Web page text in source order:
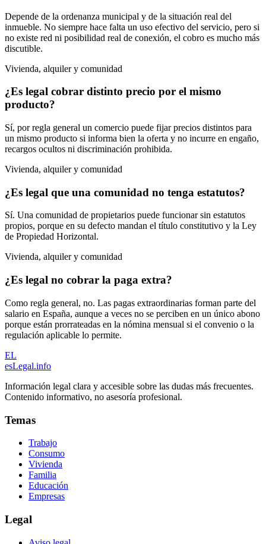
Depende de la ordenanza municipal y de la situación real del
inmueble. No siempre hace falta un uso efectivo del servicio, pero si
no existe red ni posibilidad real de conexión, el cobro es mucho más
discutible.
Vivienda, alquiler y comunidad
¿Es legal cobrar distinto precio por el mismo
producto?
Sí, por regla general un comercio puede fijar precios distintos para
un mismo producto si informa bien la oferta y no incurre en engaño,
recargos ocultos ni discriminación prohibida.
Vivienda, alquiler y comunidad
¿Es legal que una comunidad no tenga estatutos?
Sí. Una comunidad de propietarios puede funcionar sin estatutos
propios, porque en su defecto mandan el título constitutivo y la Ley
de Propiedad Horizontal.
Vivienda, alquiler y comunidad
¿Es legal no cobrar la paga extra?
Como regla general, no. Las pagas extraordinarias forman parte del
salario en España, aunque a veces no se perciben en un único abono
porque están prorrateadas en la nómina mensual si el convenio o la
regulación aplicable lo permite.
EL
esLegal.info
Información legal clara y accesible sobre las dudas más frecuentes.
Contenido informativo, no asesoría profesional.
Temas
Trabajo
Consumo
Vivienda
Familia
Educación
Empresas
Legal